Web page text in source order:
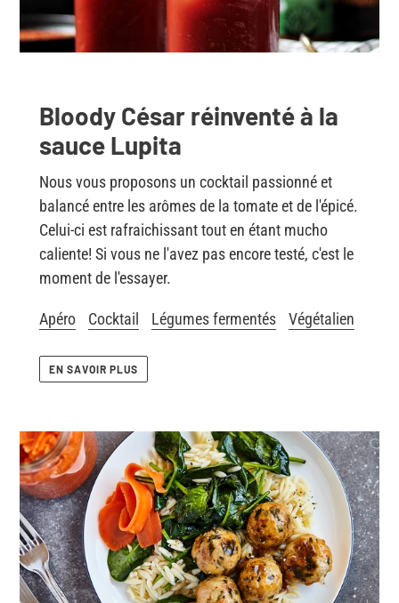
Bloody César réinventé à la
sauce Lupita
Nous vous proposons un cocktail passionné et
balancé entre les arômes de la tomate et de l'épicé.
Celui-ci est rafraichissant tout en étant mucho
caliente! Si vous ne l'avez pas encore testé, c'est le
moment de l'essayer.
Apéro Cocktail Légumes fermentés Végétalien
EN SAVOIR PLUS